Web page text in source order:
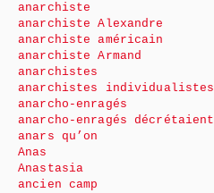
anarchiste
anarchiste Alexandre
anarchiste américain
anarchiste Armand
anarchistes
anarchistes individualistes
anarcho-enragés
anarcho-enragés décrétaient
anars qu’on
Anas
Anastasia
ancien camp